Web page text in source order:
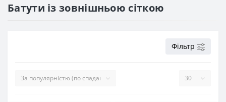
Батути із зовнішньою сіткою
Фільтр